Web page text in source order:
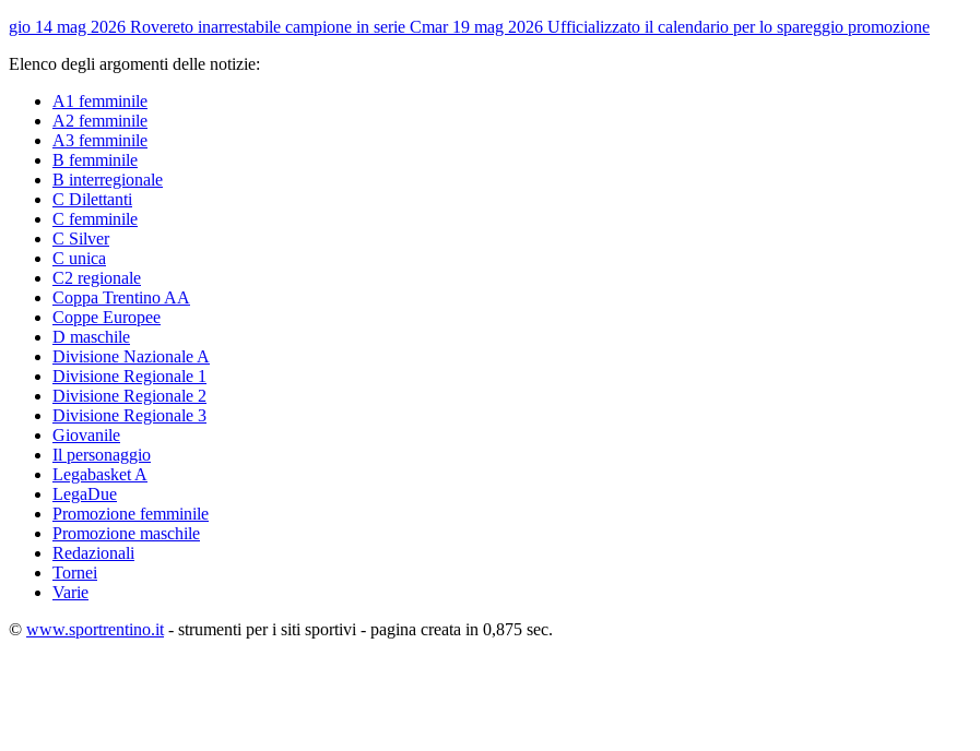
gio 14 mag 2026 Rovereto inarrestabile campione in serie Cmar 19 mag 2026 Ufficializzato il calendario per lo spareggio promozione
Elenco degli argomenti delle notizie:
A1 femminile
A2 femminile
A3 femminile
B femminile
B interregionale
C Dilettanti
C femminile
C Silver
C unica
C2 regionale
Coppa Trentino AA
Coppe Europee
D maschile
Divisione Nazionale A
Divisione Regionale 1
Divisione Regionale 2
Divisione Regionale 3
Giovanile
Il personaggio
Legabasket A
LegaDue
Promozione femminile
Promozione maschile
Redazionali
Tornei
Varie
© www.sportrentino.it - strumenti per i siti sportivi - pagina creata in 0,875 sec.